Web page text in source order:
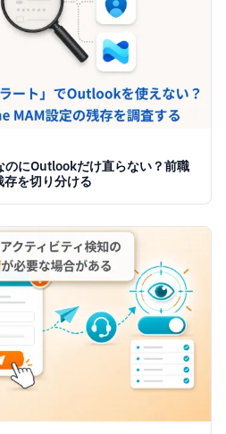
のにOutlookだけ直らない？前職
を切り分ける